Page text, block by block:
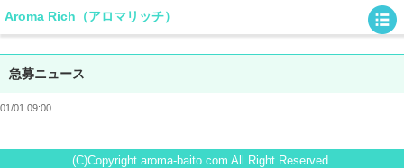
Aroma Rich（アロマリッチ）
急募ニュース
01/01 09:00
(C)Copyright aroma-baito.com All Right Reserved.